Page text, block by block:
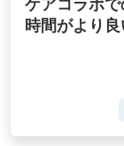
ケアコラボ
時間がより